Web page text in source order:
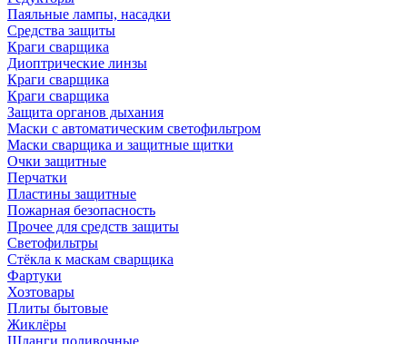
Паяльные лампы, насадки
Средства защиты
Краги сварщика
Диоптрические линзы
Краги сварщика
Краги сварщика
Защита органов дыхания
Маски с автоматическим светофильтром
Маски сварщика и защитные щитки
Очки защитные
Перчатки
Пластины защитные
Пожарная безопасность
Прочее для средств защиты
Светофильтры
Стёкла к маскам сварщика
Фартуки
Хозтовары
Плиты бытовые
Жиклёры
Шланги поливочные